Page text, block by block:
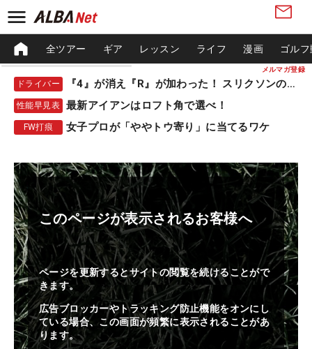
メルマガ登録
全ツアー ギア レッスン ライフ 漫画 ゴル
ドライバー 『4』が消え『R』が加わった！ スリクソンの新作
性能早見表 最新アイアンはロフト角で選べ！
FW打痕 女子プロが「ややトウ寄り」に当てるワケ
このページが表示されるお客様へ
ページを更新するとサイトの閲覧を続けることがで
きます。
広告ブロッカーやトラッキング防止機能をオンにし
ている場合、この画面が頻繁に表示されることがあ
ります。